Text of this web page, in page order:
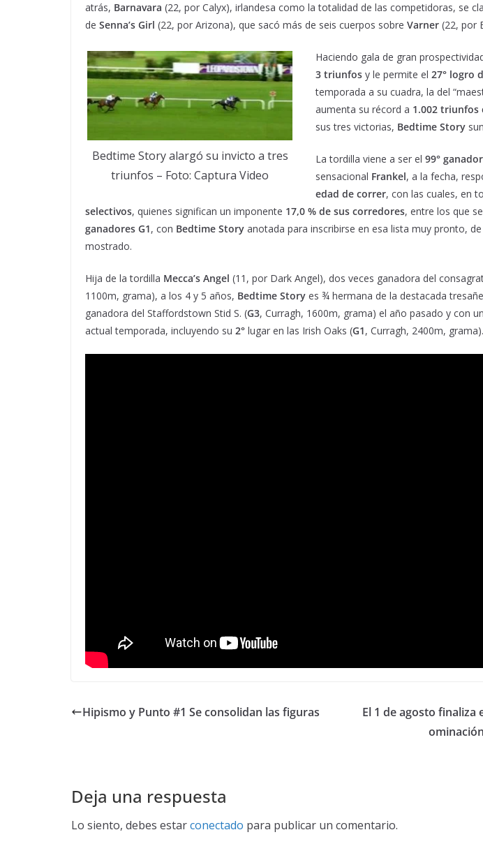
atrás, Barnavara (22, por Calyx), irlandesa como la totalidad de las competidoras, se
de Senna’s Girl (22, por Arizona), que sacó más de seis cuerpos sobre Varner (22, por
Bedtime Story alargó su invicto a tres
triunfos – Foto: Captura Video
Haciendo gala de gran
3 triunfos y le permite el 27° logro
temporada a su cuadra, la del
aumenta su récord a 1.002 triunfos
sus tres victorias, Bedtime Story
La tordilla viene a ser el 99°
sensacional Frankel, a la fecha,
edad de correr, con las cuales, en
selectivos, quienes significan un imponente 17,0 % de sus corredores, entre los que
ganadores G1, con Bedtime Story anotada para inscribirse en esa lista muy pronto,
mostrado.
Hija de la tordilla Mecca’s Angel (11, por Dark Angel), dos veces ganadora del
1100m, grama), a los 4 y 5 años, Bedtime Story es ¾ hermana de la destacada
ganadora del Staffordstown Stid S. (G3, Curragh, 1600m, grama) el año pasado y con
actual temporada, incluyendo su 2° lugar en las Irish Oaks (G1, Curragh, 2400m, grama).
Hipismo y Punto #1 Se consolidan las figuras
El 1 de agosto finaliza
Deja una respuesta
Lo siento, debes estarconectado para publicar un comentario.